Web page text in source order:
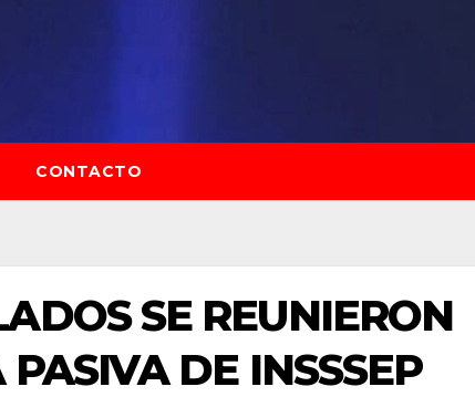
CONTACTO
SE REUNIERON
DE INSSSEP